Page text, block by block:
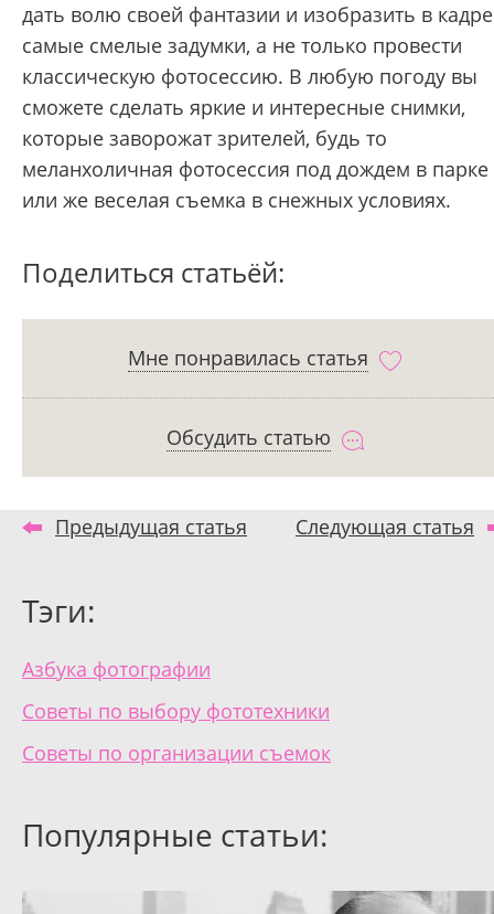
дать волю своей фантазии и изобразить в кадре
самые смелые задумки, а не только провести
классическую фотосессию. В любую погоду вы
сможете сделать яркие и интересные снимки,
которые заворожат зрителей, будь то
меланхоличная фотосессия под дождем в парке
или же веселая съемка в снежных условиях.
Поделиться статьёй:
Мне понравилась статья
Обсудить статью
Предыдущая статья Следующая статья
Тэги:
Азбука фотографии
Советы по выбору фототехники
Советы по организации съемок
Популярные статьи: